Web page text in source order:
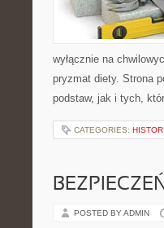
wyłącznie na
pryzmat diety. Strona
podstaw, jak i tych,
CATEGORIES:
POSTED BY ADMIN